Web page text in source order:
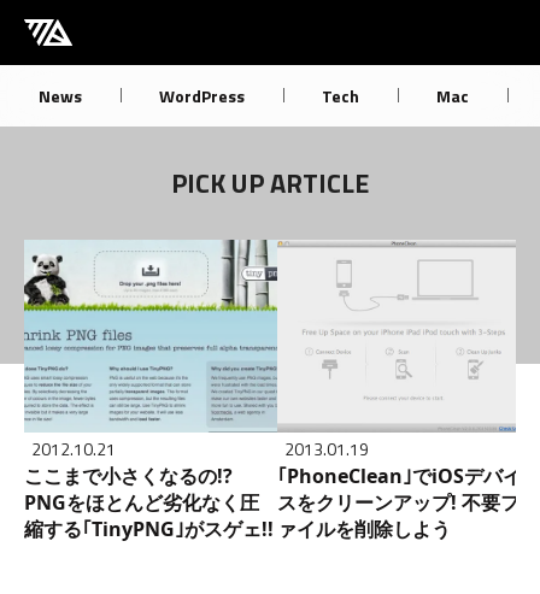
[M] mbdb [モバデビ]
News WordPress Tech Mac
PICK UP ARTICLE
2012.10.21
ここまで小さくなるの!?
PNGをほとんど劣化なく圧
縮する｢TinyPNG｣がスゲェ!!
2013.01.19
｢PhoneClean｣でiOSデバイ
スをクリーンアップ! 不要フ
ァイルを削除しよう